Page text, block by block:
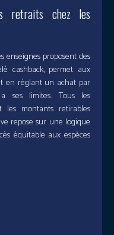
chez les
enseignes proposent des
cashback, permet aux
en réglant un achat par
ses limites. Tous les
les montants retirables
repose sur une logique
équitable aux espèces